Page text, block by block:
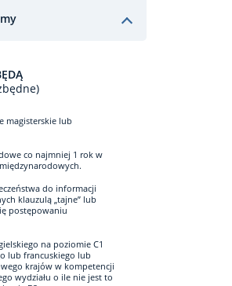
magisterskie lub
co najmniej 1 rok w
do informacji
klauzulą „tajne” lub
postępowaniu
na poziomie C1
lub francuskiego lub
krajów w kompetencji
wydziału o ile nie jest to